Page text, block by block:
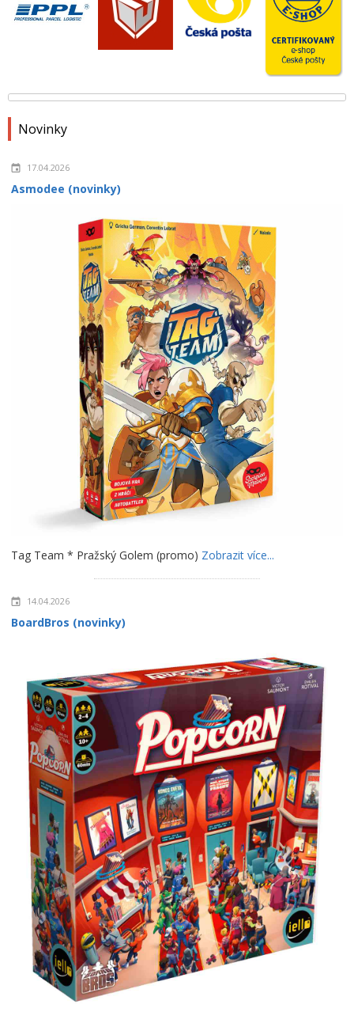
Novinky
17.04.2026
Asmodee (novinky)
Tag Team * Pražský Golem (promo) Zobrazit více...
14.04.2026
BoardBros (novinky)